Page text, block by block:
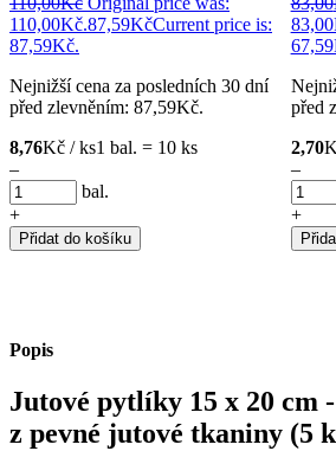
110,00Kč.87,59KčCurrent price is:
87,59Kč.
Nejnižší cena za posledních 30 dní
před zlevněním: 87,59Kč.
8,76Kč / ks1 bal. = 10 ks
–
bal.
+
Přidat do košíku
před
2,70
–
+
Popis
Jutové pytlíky 15 x 20 cm
z pevné jutové tkaniny (5